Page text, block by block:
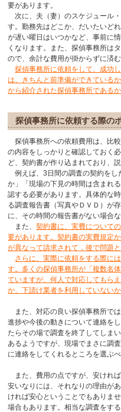
要があります。
次に、夫（妻）のスケジュール
す。勤務先はどこか、だいたいど
が遅い曜日はいつかなど、事前に
くなります。また、探偵事務所は
ので、余計な費用が掛からずに済
探偵事務所に依頼をして、成功
は、きちんと前準備ができている
から紹介された探偵事務所であるか
探偵事務所に依頼する際の
探偵事務所への依頼費用は、比
の内容をしっかりと確認しておく
ど、契約書が作り込まれており、
例えば、3日間の調査の契約を
か」「現場の下見の時間は含まれ
認する必要があります。具体的な
る調査報告書（写真やＤＶＤ）が
に、その時間の報告書がない場合
また、契約書に、実費について
要があります。契約書の実費規定
が異なって請求されて，後で問題
さらに、実際に依頼をする際に
す。多くの探偵事務所が「複数名
ていますが、何人で対応してもら
か、下請け業者を利用していない
また、対応の良い探偵事務所で
進捗や今後の動きについて連絡を
たらその場で調査を終了してしま
あるようですが、現場でまさに調
に連絡をしてくれるところを選ぶべ
また、費用の点ですが、安けれ
安いなりには、それなりの理由が
ければ安心ということでもありま
場合もあります。相当な調査をす